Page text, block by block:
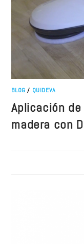
BLOG / QUIDEVA
Aplicación
madera con